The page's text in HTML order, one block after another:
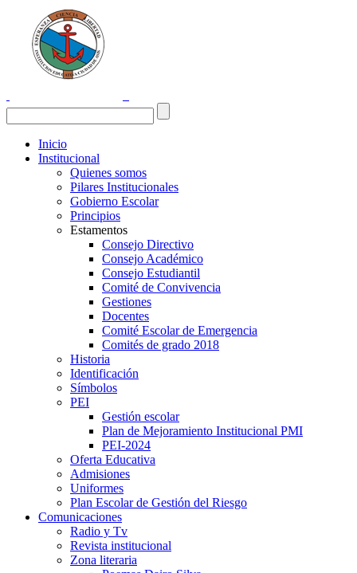
Inicio
Institucional
Quienes somos
Pilares Institucionales
Gobierno Escolar
Principios
Estamentos
Consejo Directivo
Consejo Académico
Consejo Estudiantil
Comité de Convivencia
Gestiones
Docentes
Comité Escolar de Emergencia
Comités de grado 2018
Historia
Identificación
Símbolos
PEI
Gestión escolar
Plan de Mejoramiento Institucional PMI
PEI-2024
Oferta Educativa
Admisiones
Uniformes
Plan Escolar de Gestión del Riesgo
Comunicaciones
Radio y Tv
Revista institucional
Zona literaria